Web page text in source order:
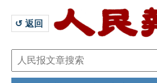
↺ 返回